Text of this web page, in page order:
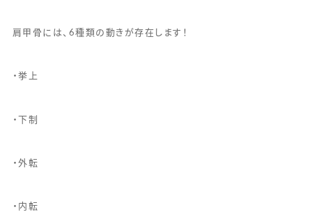
肩甲骨には、6種類の動きが存在します！
・挙上
・下制
・外転
・内転